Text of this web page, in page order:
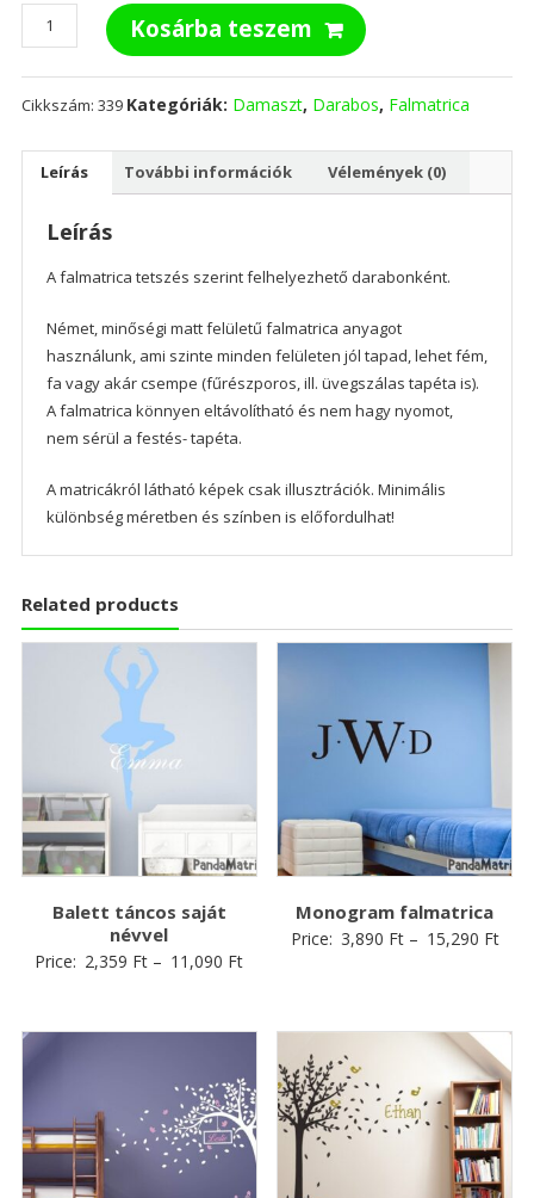
Damaszt
4
falmatrica
Kosárba teszem
Cikkszám: 339 Kategóriák: Damaszt, Darabos, Falmatrica
Leírás További információk Vélemények (0)
Leírás
A falmatrica tetszés szerint felhelyezhető darabonként.
Német, minőségi matt felületű falmatrica anyagot
használunk, ami szinte minden felületen jól tapad, lehet fém,
fa vagy akár csempe (fűrészporos, ill. üvegszálas tapéta is).
A falmatrica könnyen eltávolítható és nem hagy nyomot,
nem sérül a festés- tapéta.
A matricákról látható képek csak illusztrációk. Minimális
különbség méretben és színben is előfordulhat!
Related products
Balett táncos saját
névvel
Price: 2,359 Ft – 11,090 Ft
Monogram falmatrica
Price: 3,890 Ft– 15,290 Ft